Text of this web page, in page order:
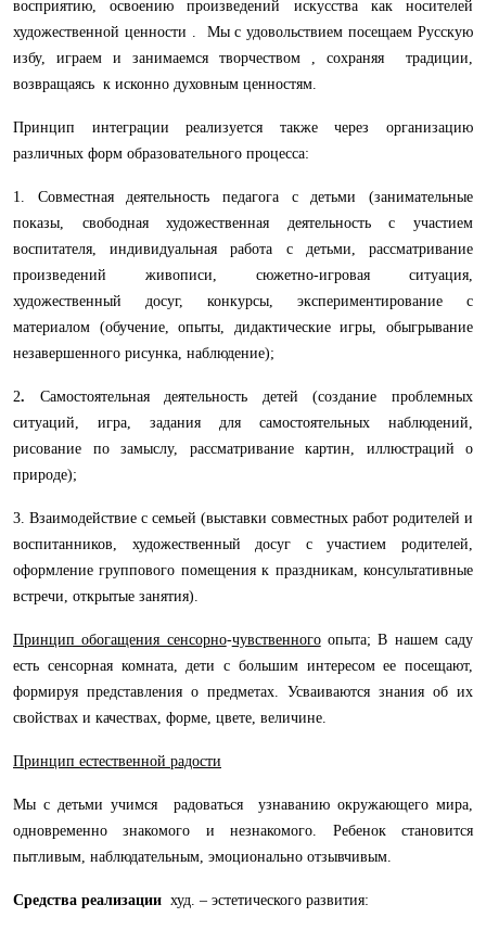
восприятию, освоению произведений искусства как носителей
художественной ценности . Мы с удовольствием посещаем Русскую
избу, играем и занимаемся творчеством , сохраняя традиции,
возвращаясь к исконно духовным ценностям.
Принцип интеграции реализуется также через организацию
различных форм образовательного процесса:
1. Совместная деятельность
педагога с детьми (занимательные
показы, свободная художественная деятельность с участием
воспитателя, индивидуальная работа с детьми, рассматривание
произведений живописи, сюжетно-игровая ситуация,
художественный досуг, конкурсы, экспериментирование с
материалом (обучение, опыты, дидактические игры, обыгрывание
незавершенного рисунка, наблюдение);
2. Cамостоятельная деятельность детей (создание проблемных
ситуаций, игра, задания для самостоятельных наблюдений,
рисование по замыслу, рассматривание картин, иллюстраций о
природе);
3. Взаимодействие с семьей (выставки совместных работ родителей и
воспитанников, художественный досуг с участием родителей,
оформление группового помещения к праздникам, консультативные
встречи, открытые занятия).
Принцип обогащения сенсорно-чувственногоопыта; В нашем саду
есть сенсорная комната, дети с большим интересом ее посещают,
формируя представления о предметах. Усваиваются знания об их
свойствах и качествах, форме, цвете, величине.
Принцип естественной радости
Мы с детьми учимся радоваться узнаванию окружающего мира,
одновременно знакомого и незнакомого. Ребенок становится
пытливым, наблюдательным, эмоционально отзывчивым.
Средства реализации худ. – эстетического развития: